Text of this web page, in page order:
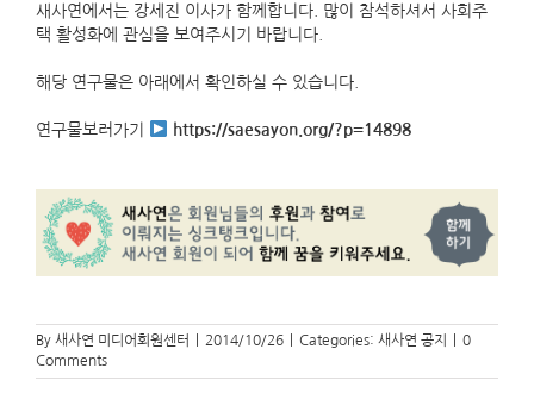
새사연에서는 강세진 이사가 함께합니다. 많이 참석하셔서 사회주
택 활성화에 관심을 보여주시기 바랍니다.
해당 연구물은 아래에서 확인하실 수 있습니다.
연구물보러가기 https://saesayon.org/?p=14898
By 새사연 미디어회원센터 2014/10/26 Categories: 새사연 공지
0
Comments